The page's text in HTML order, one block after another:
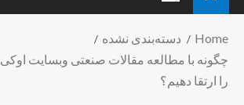
Home
دسته‌بندی نشده
چگونه با مطالعه مقالات صنعتی وبسایت
را ارتقا دهیم؟